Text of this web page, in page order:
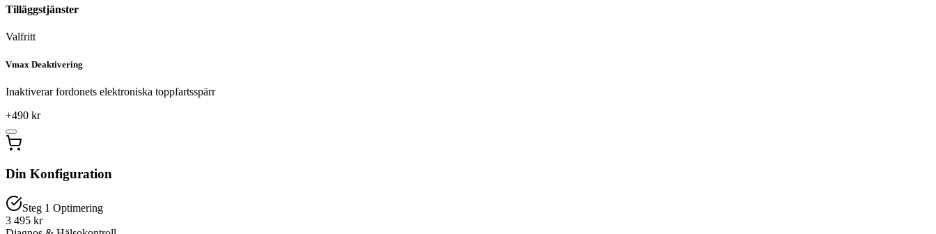
Tilläggstjänster
Valfritt
Vmax Deaktivering
Inaktiverar fordonets elektroniska toppfartsspärr
+490 kr
Din Konfiguration
Steg 1 Optimering
3 495 kr